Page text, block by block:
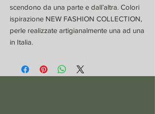
scendono da una parte e dall’altra. Colori
ispirazione NEW FASHION COLLECTION,
perle realizzate artigianalmente una ad una
in Italia.